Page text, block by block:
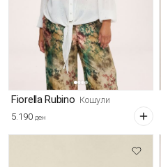
Fiorella Rubino Кошули
5.190 ден